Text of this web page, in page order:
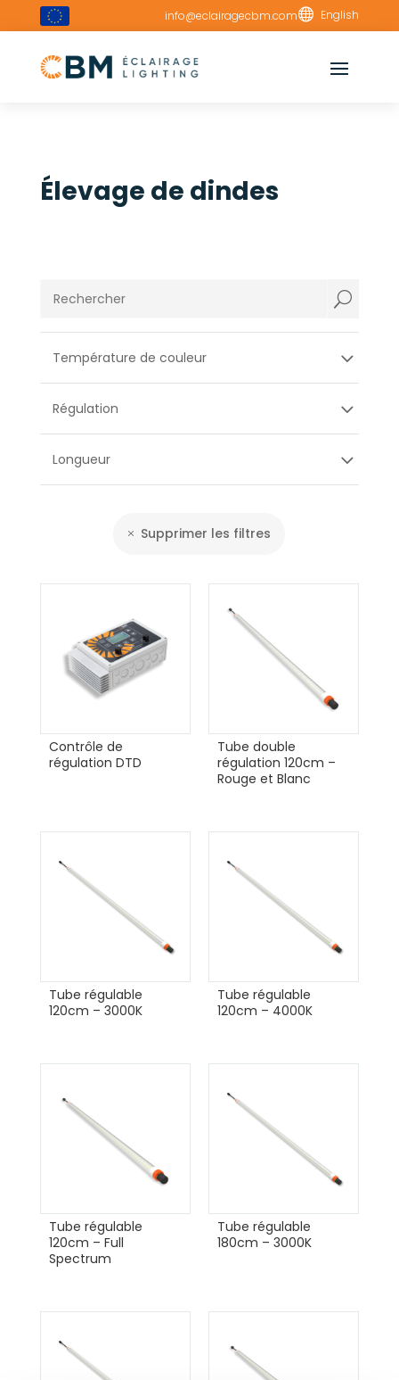
info@eclairagecbm.com English
Élevage de dindes
U
Température de couleur
Régulation
Longueur
Supprimer les filtres
Contrôle de
régulation DTD
Tube double
régulation 120cm –
Rouge et Blanc
Tube régulable
120cm – 3000K
Tube régulable
120cm – 4000K
Tube régulable
120cm – Full
Spectrum
Tube régulable
180cm – 3000K